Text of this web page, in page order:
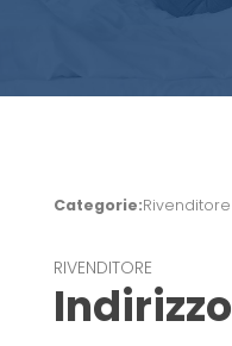
Categorie:Rivenditore
RIVENDITORE
Indirizzo